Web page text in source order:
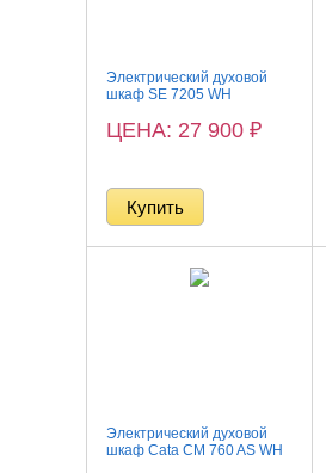
Электрический духовой
шкаф SE 7205 WH
ЦЕНА: 27 900 ₽
Электрический духовой
шкаф Cata CM 760 AS WH